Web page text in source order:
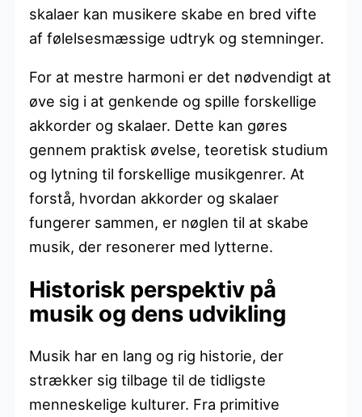
skalaer kan musikere skabe en bred vifte
af følelsesmæssige udtryk og stemninger.
For at mestre harmoni er det nødvendigt at
øve sig i at genkende og spille forskellige
akkorder og skalaer. Dette kan gøres
gennem praktisk øvelse, teoretisk studium
og lytning til forskellige musikgenrer. At
forstå, hvordan akkorder og skalaer
fungerer sammen, er nøglen til at skabe
musik, der resonerer med lytterne.
Historisk perspektiv på
musik og dens udvikling
Musik har en lang og rig historie, der
strækker sig tilbage til de tidligste
menneskelige kulturer. Fra primitive